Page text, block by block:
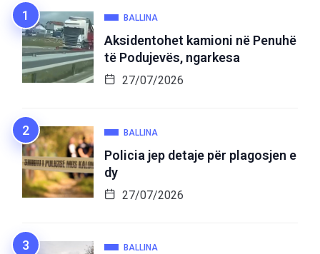
BALLINA
Aksidentohet kamioni në Penuhë
të Podujevës, ngarkesa
27/07/2026
BALLINA
Policia jep detaje për plagosjen e
dy
27/07/2026
BALLINA